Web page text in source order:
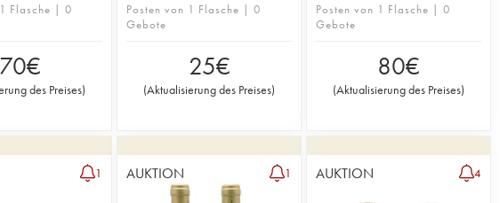
Flasche | 0
70€
des Preises)
Posten von 1 Flasche | 0
Gebote
25€
(Aktualisierung des Preises)
Posten von 1 Flasche | 0
Gebote
80€
(Aktualisierung des Preises)
1 AUKTION 1 AUKTION 4